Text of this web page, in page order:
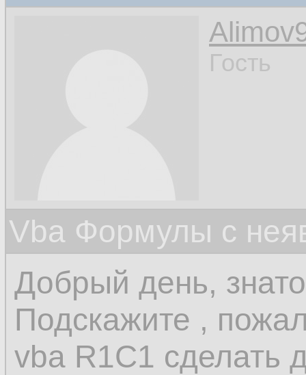
Гость
Vba Формулы с
Добрый день,
Подскажите ,
vba R1C1 сделать